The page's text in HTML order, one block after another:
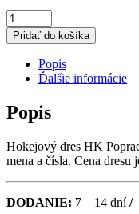
DETSKÝ
DRES
2025/2026
BIELY
QUANTITY
Pridať do košíka
Popis
Ďalšie informácie
Popis
Hokejový dres HK
mena a čísla. Cena dresu
DODANIE: 7 – 14 dní/